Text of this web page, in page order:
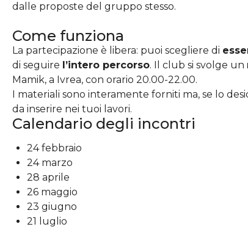
dalle proposte del gruppo stesso.
Come funziona
La partecipazione è libera: puoi scegliere di
di seguire l’intero percorso. Il club si svolge un
Mamik, a Ivrea, con orario 20.00-22.00.
I materiali sono interamente forniti ma, se lo
da inserire nei tuoi lavori.
Calendario degli incontri
24 febbraio
24 marzo
28 aprile
26 maggio
23 giugno
21 luglio